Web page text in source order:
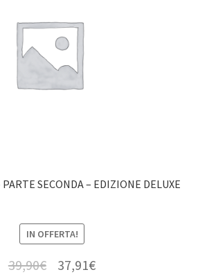
SECONDA – EDIZIONE DELUXE
IN OFFERTA!
39,90€ 37,91€